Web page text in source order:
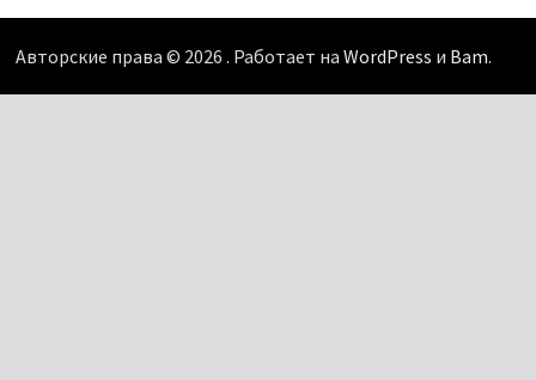
Авторские права © 2026 . Работает на WordPress и Bam.